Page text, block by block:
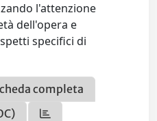
l'attenzione
dell'opera e
specifici di
completa